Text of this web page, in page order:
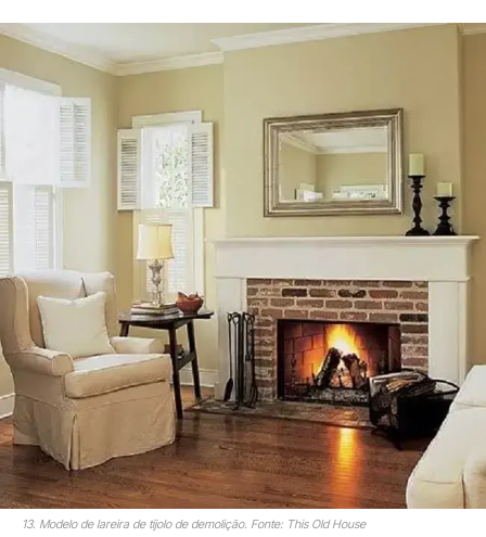
13. Modelo de lareira de tijolo de demolição. Fonte: This Old House